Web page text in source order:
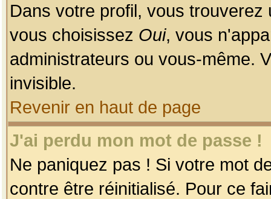
Dans votre profil, vous
vous choisissez Oui, vous
administrateurs ou vous-même.
invisible.
Revenir en haut de page
J'ai perdu mon mot de passe !
Ne paniquez pas ! Si votre mot
contre être réinitialisé. Pour ce